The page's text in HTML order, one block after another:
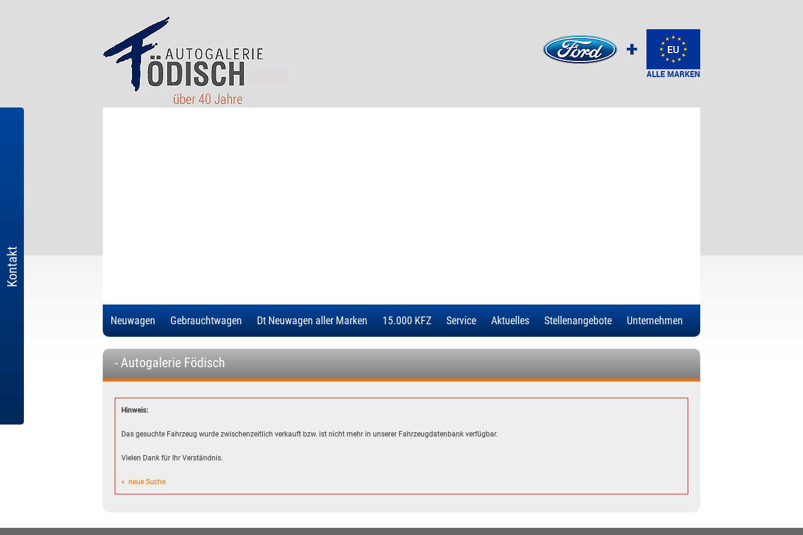
Kontakt
Neuwagen Gebrauchtwagen Dt Neuwagen aller Marken 15.000 KFZ Service Aktuelles Stellenangebote Unternehmen
- Autogalerie Födisch
Hinweis:
Das gesuchte Fahrzeug wurde zwischenzeitlich verkauft bzw. ist nicht mehr in unserer Fahrzeugdatenbank verfügbar.
Vielen Dank für Ihr Verständnis.
« neue Suche